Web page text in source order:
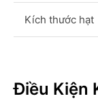
Kích thước hạt
Điều Kiện